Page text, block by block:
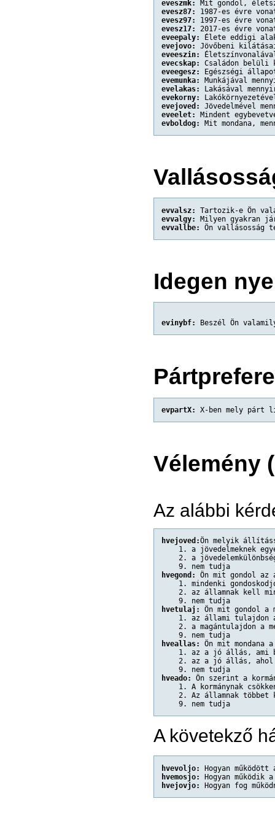
eveszmk:
Mit gondol,
evesz87:
1987-es évre
evesz97:
1997-es évre
evesz17:
2017-es évre
eveepaly:
Élete eddigi
evejovo:
Jövőbeni
eveeszin:
evecskap:
Családon belüli
eveegesz:
Egészségi
evemunka:
Munkájával
evelakas:
Lakásával
evekorny:
evejoved:
Jövedelmével
eveelet:
Mindent
evboldog:
Mit mondana,
evvalsz:
Tartozik-e Ön
evvalgy:
Milyen gyakran
evvallbe:
Ön vallásosság
Idegen
evinybf: Beszél Ön
evpartX: X-ben mely párt
Vélemény
Az alábbi
hvejoved:Ön melyik
1. a jövedelmeknek
2. a
9. nem tudja
hvegond:
Ön mit gondol az
1. mindenki
2. az államnak kell
9. nem tudja
hvetulaj:
Ön mit gondol a
1. az állami tulajdon a
2. a magántulajdon a
9. nem tudja
hveallas:
Ön mit
1. az a jó állás, ami
2. az a jó állás, ahol
9. nem tudja
hveado:
Ön szerint a
1. A kormánynak
2. Az államnak többet
9. nem tudja
A követekző
hvevoljo:
Hogyan
hvemosjo:
Hogyan működik
hvejovjo:
Hogyan fog